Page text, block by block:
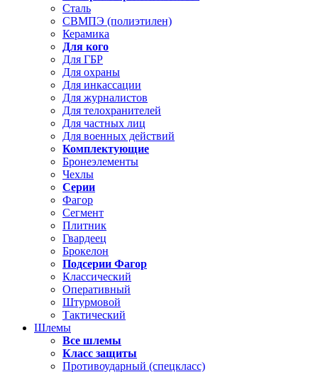
Сталь
СВМПЭ (полиэтилен)
Керамика
Для кого
Для ГБР
Для охраны
Для инкассации
Для журналистов
Для телохранителей
Для частных лиц
Для военных действий
Комплектующие
Бронеэлементы
Чехлы
Серии
Фагор
Сегмент
Плитник
Гвардеец
Брокелон
Подсерии Фагор
Классический
Оперативный
Штурмовой
Тактический
Шлемы
Все шлемы
Класс защиты
Противоударный (спецкласс)